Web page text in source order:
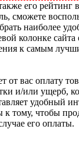
его рейтинг
сможете
наиболее
колонке
к самым
вас оплату
и/или ущерб,
удобный
к тому, чтобы
его оплаты.